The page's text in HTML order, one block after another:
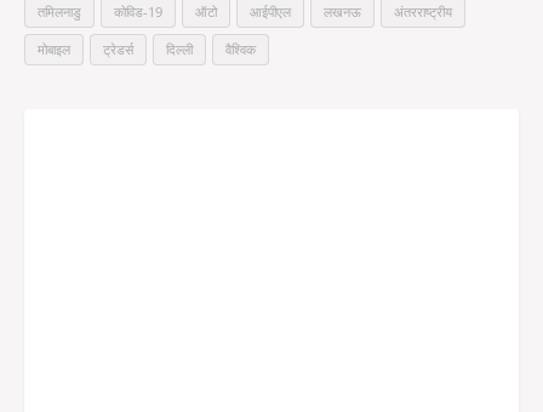
तमिलनाडु कोविड-19 ऑटो आईपीएल लखनऊ अंतरराष्ट्रीय
मोबाइल ट्रेडर्स दिल्ली वैश्विक